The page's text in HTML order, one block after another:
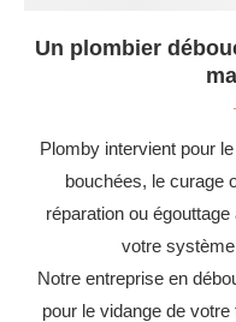
Un plombier
Plomby intervient pour
bouchées, le curage
réparation ou
votre
Notre entreprise en
pour le vidange de